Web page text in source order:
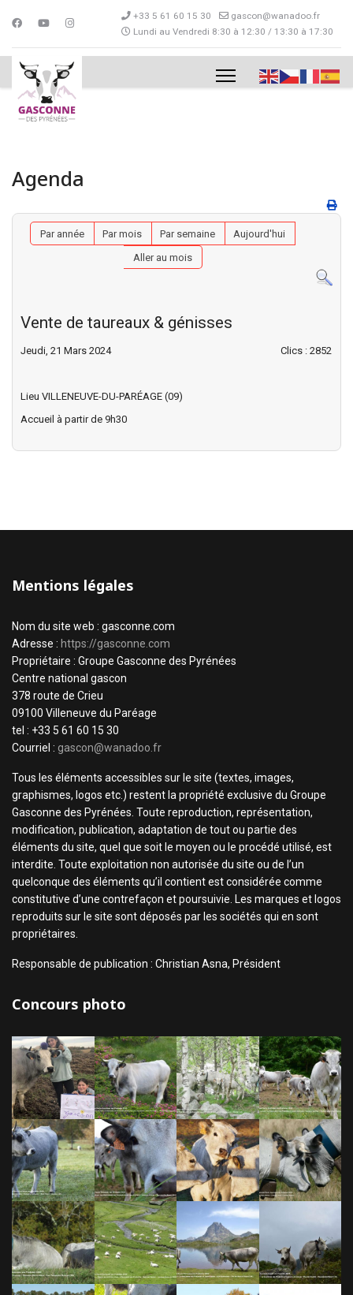
+33 5 61 60 15 30
gascon@wanadoo.fr
Lundi au Vendredi 8:30 à 12:30 / 13:30 à 17:30
Agenda
Par année Par mois Par semaine
Aujourd'hui
Aller au mois
Vente de taureaux & génisses
Jeudi, 21 Mars 2024 Clics : 2852
Lieu VILLENEUVE-DU-PARÉAGE (09)
Accueil à partir de 9h30
Mentions légales
Nom du site web : gasconne.com
Adresse : https://gasconne.com
Propriétaire : Groupe Gasconne des Pyrénées
Centre national gascon
378 route de Crieu
09100 Villeneuve du Paréage
tel : +33 5 61 60 15 30
Courriel : gascon@wanadoo.fr
Tous les éléments accessibles sur le site (textes, images,
graphismes, logos etc.) restent la propriété exclusive du Groupe
Gasconne des Pyrénées. Toute reproduction, représentation,
modification, publication, adaptation de tout ou partie des
éléments du site, quel que soit le moyen ou le procédé utilisé, est
interdite. Toute exploitation non autorisée du site ou de l’un
quelconque des éléments qu’il contient est considérée comme
constitutive d’une contrefaçon et poursuivie. Les marques et logos
reproduits sur le site sont déposés par les sociétés qui en sont
propriétaires.
Responsable de publication : Christian Asna, Président
Concours photo